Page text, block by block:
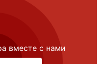
вместе с нами